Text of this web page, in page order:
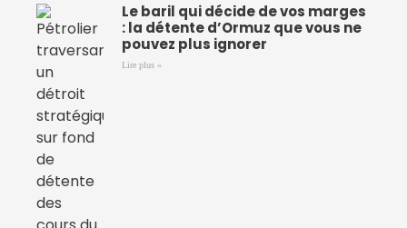
Le baril qui décide de vos marges
: la détente d’Ormuz que vous ne
pouvez plus ignorer
Lire plus »